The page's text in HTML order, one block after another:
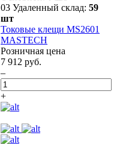
03 Удаленный склад: 59
шт
Токовые клещи MS2601
MASTECH
Розничная цена
7 912 руб.
–
+